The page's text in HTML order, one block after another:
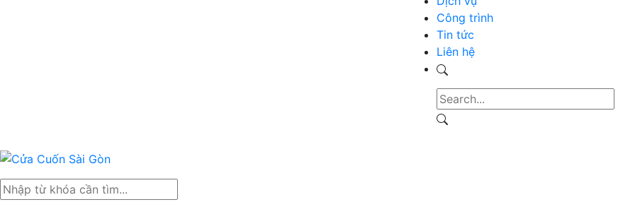
Công trình
Tin tức
Liên hệ